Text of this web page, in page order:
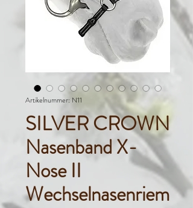
Artikelnummer: N11
SILVER CROWN
Nasenband X-
Nose II
Wechselnasenriem